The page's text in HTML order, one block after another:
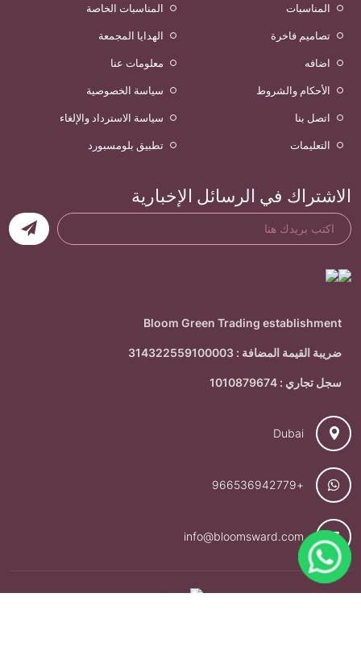
المناسبات المناسبات الخاصة
تصاميم فاخرة الهدايا المجمعة
اضافه معلومات عنا
الأحكام والشروط سياسة الخصوصية
اتصل بنا سياسة الاسترداد والإلغاء
التعليمات تطبيق بلومسبورد
الاشتراك في الرسائل الإخبارية
Bloom Green Trading establishment
ضريبة القيمة المضافة : 314322559100003
سجل تجاري : 1010879674
Dubai
+966536942779
info@bloomsward.com